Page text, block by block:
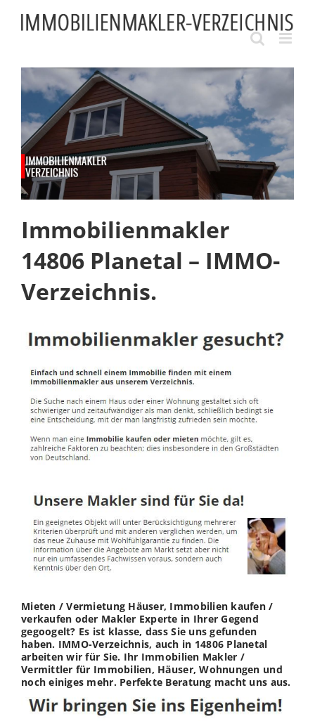
content
Immobilienmakler
14806 Planetal – IMMO-
Verzeichnis.
Mieten / Vermietung Häuser, Immobilien kaufen /
verkaufen oder Makler Experte in Ihrer Gegend
gegoogelt? Es ist klasse, dass Sie uns gefunden
haben. IMMO-Verzeichnis, auch in 14806 Planetal
arbeiten wir für Sie. Ihr Immobilien Makler /
Vermittler für Immobilien, Häuser, Wohnungen und
noch einiges mehr. Perfekte Beratung macht uns aus.